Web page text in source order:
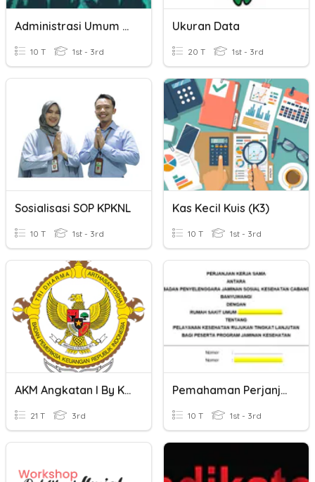
Administrasi Umum Bab 1
10 T 1st - 3rd
Ukuran Data
20 T 1st - 3rd
Sosialisasi SOP KPKNL
10 T 1st - 3rd
Kas Kecil Kuis (K3)
10 T 1st - 3rd
AKM Angkatan I By Kel. 8
21 T 3rd
Pemahaman Perjanjian Kerja Sama (PKS) Faskes Rujukan
10 T 1st - 3rd